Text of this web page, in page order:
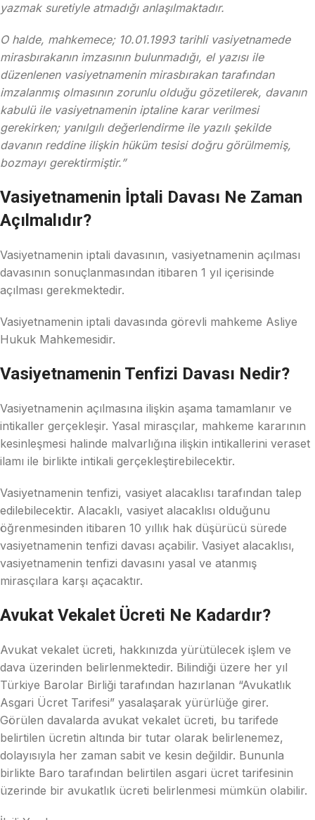
yazmak suretiyle atmadığı anlaşılmaktadır.
O halde, mahkemece; 10.01.1993 tarihli vasiyetnamede
mirasbırakanın imzasının bulunmadığı, el yazısı ile
düzenlenen vasiyetnamenin mirasbırakan tarafından
imzalanmış olmasının zorunlu olduğu gözetilerek, davanın
kabulü ile vasiyetnamenin iptaline karar verilmesi
gerekirken; yanılgılı değerlendirme ile yazılı şekilde
davanın reddine ilişkin hüküm tesisi doğru görülmemiş,
bozmayı gerektirmiştir.”
Vasiyetnamenin İptali Davası Ne Zaman
Açılmalıdır?
Vasiyetnamenin iptali davasının, vasiyetnamenin açılması
davasının sonuçlanmasından itibaren 1 yıl içerisinde
açılması gerekmektedir.
Vasiyetnamenin iptali davasında görevli mahkeme Asliye
Hukuk Mahkemesidir.
Vasiyetnamenin Tenfizi Davası Nedir?
Vasiyetnamenin açılmasına ilişkin aşama tamamlanır ve
intikaller gerçekleşir. Yasal mirasçılar, mahkeme kararının
kesinleşmesi halinde malvarlığına ilişkin intikallerini veraset
ilamı ile birlikte intikali gerçekleştirebilecektir.
Vasiyetnamenin tenfizi, vasiyet alacaklısı tarafından talep
edilebilecektir. Alacaklı, vasiyet alacaklısı olduğunu
öğrenmesinden itibaren 10 yıllık hak düşürücü sürede
vasiyetnamenin tenfizi davası açabilir. Vasiyet alacaklısı,
vasiyetnamenin tenfizi davasını yasal ve atanmış
mirasçılara karşı açacaktır.
Avukat Vekalet Ücreti Ne Kadardır?
Avukat vekalet ücreti, hakkınızda yürütülecek işlem ve
dava üzerinden belirlenmektedir. Bilindiği üzere her yıl
Türkiye Barolar Birliği tarafından hazırlanan “Avukatlık
Asgari Ücret Tarifesi” yasalaşarak yürürlüğe girer.
Görülen davalarda avukat vekalet ücreti, bu tarifede
belirtilen ücretin altında bir tutar olarak belirlenemez,
dolayısıyla her zaman sabit ve kesin değildir. Bununla
birlikte Baro tarafından belirtilen asgari ücret tarifesinin
üzerinde bir avukatlık ücreti belirlenmesi mümkün olabilir.